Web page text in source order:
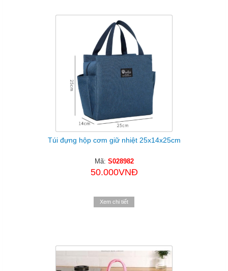
Túi đựng hộp cơm giữ nhiệt 25x14x25cm
Mã: S028982
50.000VNĐ
Xem chi tiết